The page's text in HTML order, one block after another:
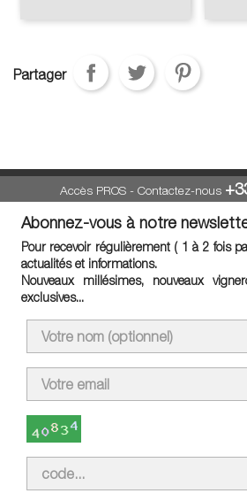
Partager
Accès PROS- Contactez-nous
Abonnez-vous à notre
Pour recevoir régulièrement ( 1 à 2 fois
actualités et informations.
Nouveaux millésimes, nouveaux
exclusives...